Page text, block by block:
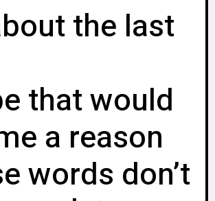
the last
that would
a reason
words don’t